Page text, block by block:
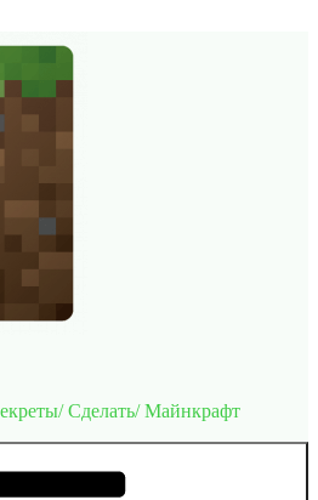
Сделать/ Майнкрафт